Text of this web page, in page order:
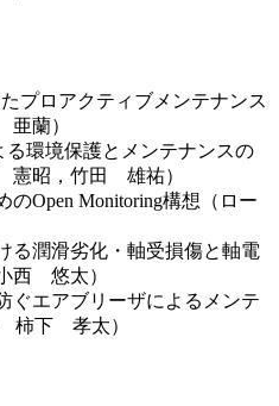
プロアクティブメンテナンス
蘭）
る環境保護とメンテナンスの
昭，竹田 雄祐）
のOpen Monitoring構想（ロー
る潤滑劣化・軸受損傷と軸電
西 悠太）
ぐエアブリーザによるメンテ
柿下 孝太）